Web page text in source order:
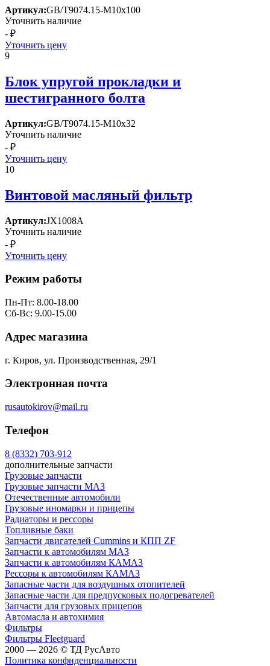
Артикул:GB/T9074.15-M10x100
Уточнить наличие
- ₽
Уточнить цену
9
Блок упругой прокладки и
шестигранного болта
Артикул:GB/T9074.15-М10х32
Уточнить наличие
- ₽
Уточнить цену
10
Винтовой масляный фильтр
Артикул:JX1008A
Уточнить наличие
- ₽
Уточнить цену
Режим работы
Пн-Пт: 8.00-18.00
Сб-Вс: 9.00-15.00
Адрес магазина
г. Киров, ул. Производственная, 29/1
Электронная почта
rusautokirov@mail.ru
Телефон
8 (8332) 703-912
дополнительные запчасти
Грузовые запчасти
Грузовые запчасти МАЗ
Отечественные автомобили
Грузовые иномарки и прицепы
Радиаторы и рессоры
Топливные баки
Запчасти двигателей Cummins и КПП ZF
Запчасти к автомобилям МАЗ
Запчасти к автомобилям КАМАЗ
Рессоры к автомобилям КАМАЗ
Запасные части для воздушных отопителей
Запасные части для предпусковых подогревателей
Запчасти для грузовых прицепов
Автомасла и автохимия
Фильтры
Фильтры Fleetguard
2000 — 2026 © ТД РусАвто
Политика конфиденциальности